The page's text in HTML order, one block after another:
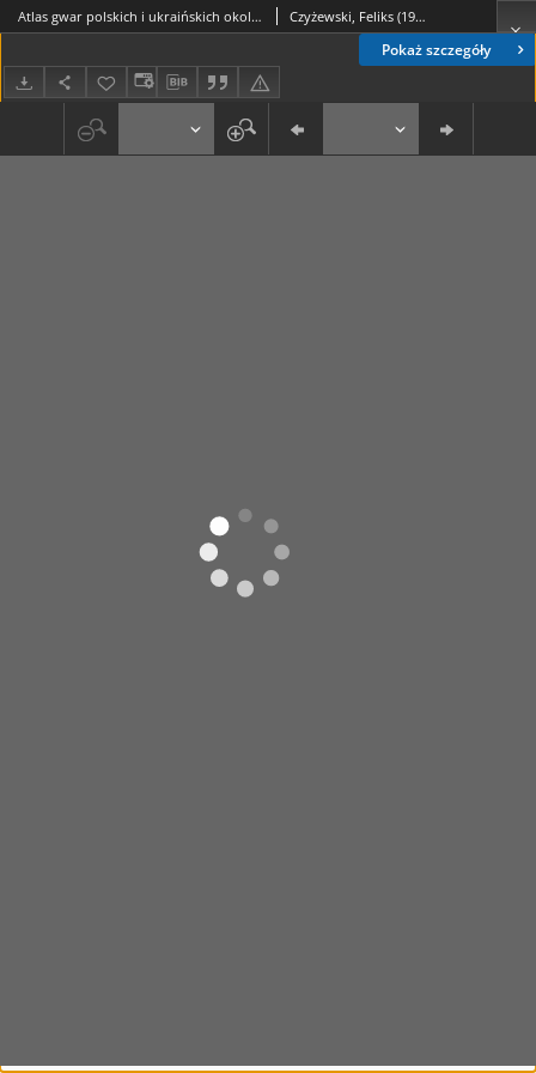
Pokaż szczegóły
Atlas gwar polskich i ukraińskich okolic Włodawy Czyżewski, Feliks (1949-)